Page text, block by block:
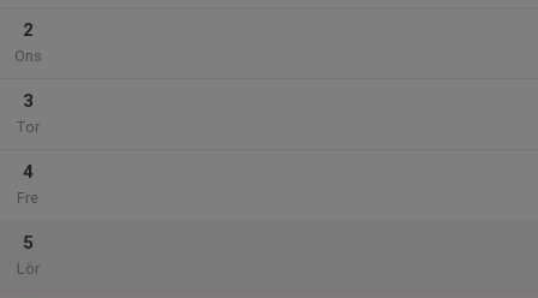
2
Ons
3
Tor
4
Fre
5
Lör